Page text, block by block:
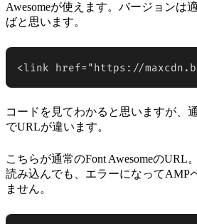
Awesomeが使えます。バージョンは
ばと思います。
<link href="https://
コードを見てわかると思いますが、
でURLが違います。
こちらが通常のFont AwesomeのURL
読み込んでも、エラーになってAMP
ません。